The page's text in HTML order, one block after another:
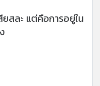
ยสละ แต่คือการอยู่ใน